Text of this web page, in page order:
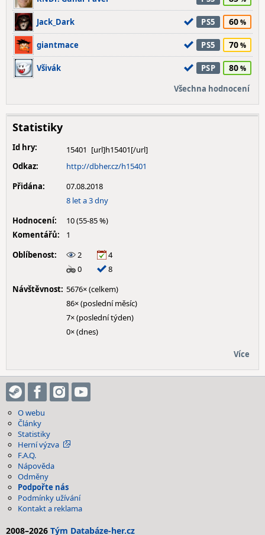
Jack_Dark PS5 60
giantmace PS5 70
Všivák PSP 80
Všechna hodnocení
Statistiky
Id hry:
15401
Odkaz:
http://dbher.cz/h15401
Přidána:
07.08.2018
8 let a 3 dny
Hodnocení:
10 (55-85 %)
Komentářů:
1
Oblíbenost:
2
4
0
8
Návštěvnost: 5676× (celkem)
86× (poslední měsíc)
7× (poslední týden)
0× (dnes)
Více
O webu
Články
Statistiky
Herní výzva
F.A.Q.
Nápověda
Odměny
Podpořte nás
Podmínky užívání
Kontakt a reklama
2008–2026 Tým Databáze-her.cz